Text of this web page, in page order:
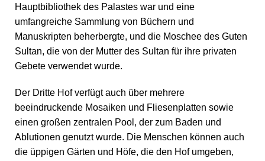
Hauptbibliothek des Palastes war und eine
umfangreiche Sammlung von Büchern und
Manuskripten beherbergte, und die Moschee des Guten
Sultan, die von der Mutter des Sultan für ihre privaten
Gebete verwendet wurde.
Der Dritte Hof verfügt auch über mehrere
beeindruckende Mosaiken und Fliesenplatten sowie
einen großen zentralen Pool, der zum Baden und
Ablutionen genutzt wurde. Die Menschen können auch
die üppigen Gärten und Höfe, die den Hof umgeben,